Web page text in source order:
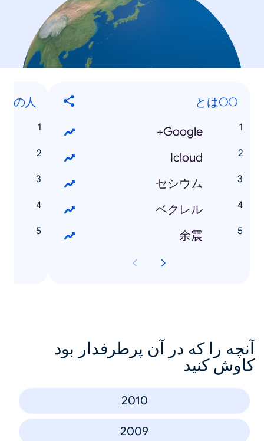
○○とは
Google+
Icloud
セシウム
ベクレル
余震
の人
آنچه را که در آن پرطرفدار بود
کاوش کنید
2010
2009